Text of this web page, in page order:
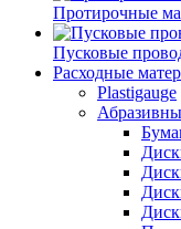
Протирочные
Пусковые
Расходные
Plastigauge